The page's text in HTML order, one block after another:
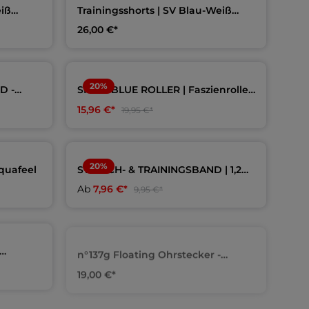
Trainingsshorts | SV Blau-Weiß
26,00 €*
-
20%
SPEEDBLUE ROLLER | Faszienrolle |
15,96 €* 19,95 €*
20%
STRETCH- & TRAININGSBAND | 1,2m
Ab 7,96 €* 9,95 €*
n°137g Floating Ohrstecker -
golden | Ossidabile Swim Schmuck
19,00 €*